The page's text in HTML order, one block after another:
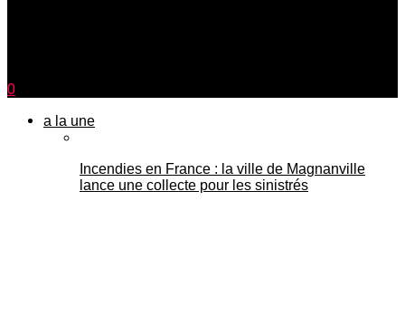
0
a la une
Incendies en France : la ville de Magnanville
lance une collecte pour les sinistrés